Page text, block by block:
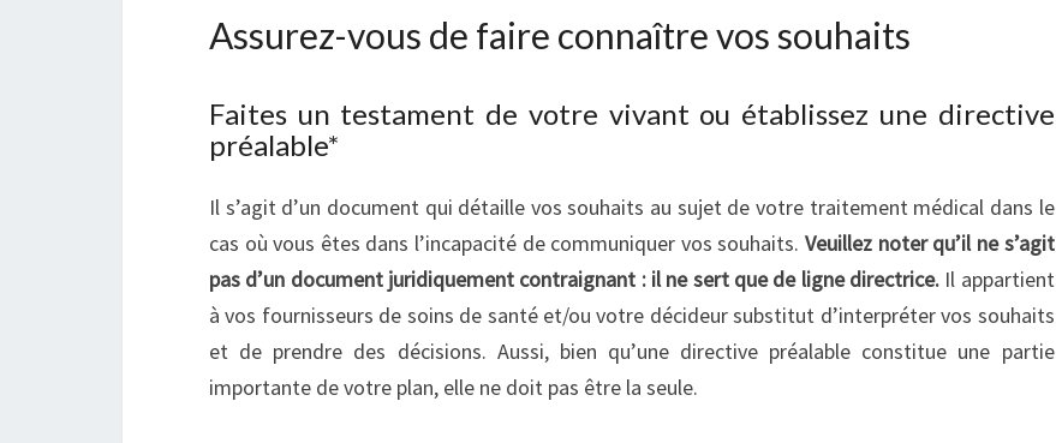
Assurez-vous de faire connaître vos souhaits
Faites un testament de votre vivant ou établissez une directive
préalable*
Il s’agit d’un document qui détaille vos souhaits au sujet de votre traitement médical dans le
cas où vous êtes dans l’incapacité de communiquer vos souhaits.Veuillez noter qu’il ne s’agit
pas d’un document juridiquement contraignant : il ne sert que de ligne directrice.Il appartient
à vos fournisseurs de soins de santé et/ou votre décideur substitut d’interpréter vos souhaits
et de prendre des décisions. Aussi, bien qu’une directive préalable constitue une partie
importante de votre plan, elle ne doit pas être la seule.